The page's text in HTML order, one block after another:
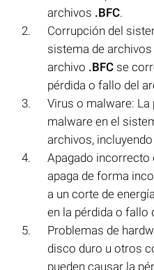
archivos .BFC.
Corrupción del
sistema de
archivo .BFC se
pérdida o fallo del
Virus o malware: La
malware en el
archivos,
Apagado incorrecto
apaga de forma
a un corte de
en la pérdida o fallo
Problemas de
disco duro u otros
pueden causar la